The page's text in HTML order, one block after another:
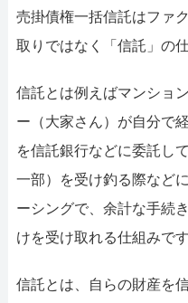
売掛債権一括信託はファ
取りではなく「信託」の
信託とは例えばマンショ
ー（大家さん）が自分で
を信託銀行などに委託し
一部）を受け釣る際など
ーシングで、余計な手続
けを受け取れる仕組みです
信託とは、自らの財産を